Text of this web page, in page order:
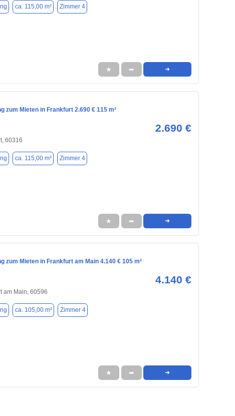
ca. 115,00 m² Zimmer 4
★ ➦ ➜
zum Mieten in Frankfurt 2.690 € 115 m²
2.690 €
60316
ca. 115,00 m² Zimmer 4
★ ➦ ➜
zum Mieten in Frankfurt am Main 4.140 € 105 m²
4.140 €
am Main, 60596
ca. 105,00 m² Zimmer 4
★ ➦ ➜